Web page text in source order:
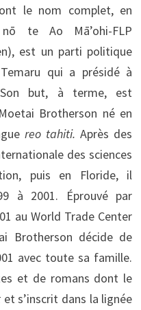
le nom complet, en
te Ao Mā’ohi-FLP
est un parti politique
qui a présidé à
but, à terme, est
Brotherson né en
reo tahiti. Après des
des sciences
puis en Floride, il
à 2001. Éprouvé par
au World Trade Center
Brotherson décide de
avec toute sa famille.
et de romans dont le
et s’inscrit dans la lignée